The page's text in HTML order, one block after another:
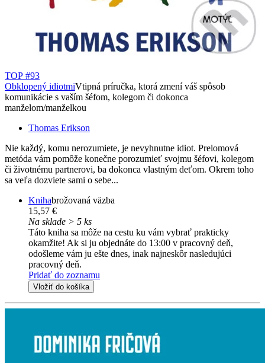
TOP #93
Obklopený idiotmiVtipná príručka, ktorá zmení váš spôsob
komunikácie s vaším šéfom, kolegom či dokonca
manželom/manželkou
Thomas Erikson
Nie každý, komu nerozumiete, je nevyhnutne idiot. Prelomová
metóda vám pomôže konečne porozumieť svojmu šéfovi, kolegom
či životnému partnerovi, ba dokonca vlastným deťom. Okrem toho
sa veľa dozviete sami o sebe...
Knihabrožovaná väzba
15,57 €
Na sklade > 5 ks
Táto kniha sa môže na cestu ku vám vybrať prakticky
okamžite! Ak si ju objednáte do 13:00 v pracovný deň,
odošleme vám ju ešte dnes, inak najneskôr nasledujúci
pracovný deň.
Pridať do zoznamu
Vložiť do košíka